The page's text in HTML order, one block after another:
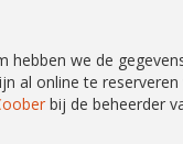
hebben we de
al online te
bij de beheerder